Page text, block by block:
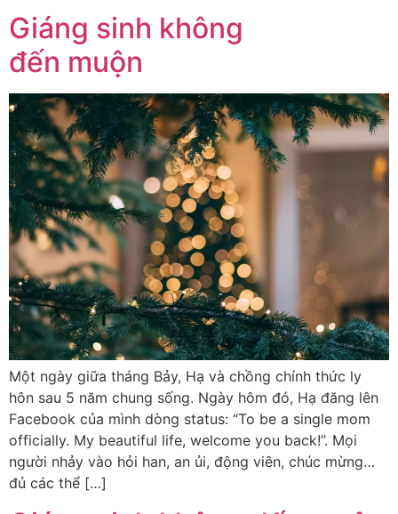
Giáng sinh không
đến muộn
Một ngày giữa tháng Bảy, Hạ và chồng chính thức ly
hôn sau 5 năm chung sống. Ngày hôm đó, Hạ đăng lên
Facebook của mình dòng status: “To be a single mom
officially. My beautiful life, welcome you back!”. Mọi
người nhảy vào hỏi han, an ủi, động viên, chúc mừng…
đủ các thể […]